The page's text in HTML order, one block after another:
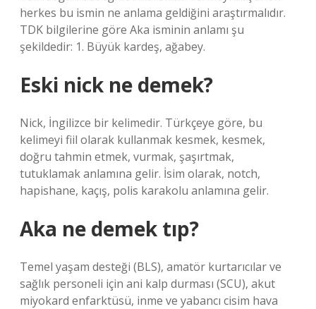
herkes bu ismin ne anlama geldiğini araştırmalıdır.
TDK bilgilerine göre Aka isminin anlamı şu
şekildedir: 1. Büyük kardeş, ağabey.
Eski nick ne demek?
Nick, İngilizce bir kelimedir. Türkçeye göre, bu
kelimeyi fiil olarak kullanmak kesmek, kesmek,
doğru tahmin etmek, vurmak, şaşırtmak,
tutuklamak anlamına gelir. İsim olarak, notch,
hapishane, kaçış, polis karakolu anlamına gelir.
Aka ne demek tıp?
Temel yaşam desteği (BLS), amatör kurtarıcılar ve
sağlık personeli için ani kalp durması (SCU), akut
miyokard enfarktüsü, inme ve yabancı cisim hava